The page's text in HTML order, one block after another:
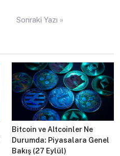
Sonraki Yazı »
Bitcoin ve Altcoinler Ne
Durumda: Piyasalara Genel
Bakış (27 Eylül)